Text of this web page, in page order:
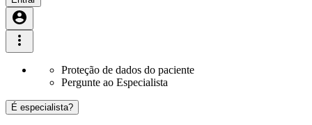
Proteção de dados do paciente
Pergunte ao Especialista
É especialista?